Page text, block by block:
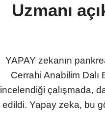
Uzmanı
YAPAY zekanın
Cerrahi Anabilim Dalı
incelendiği çalışmada,
edildi. Yapay zeka, bu